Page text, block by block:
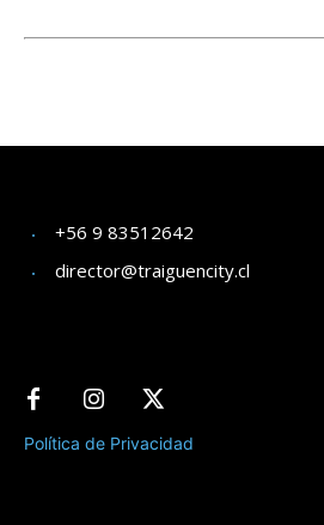
+56 9 83512642
director@traiguencity.cl
Política de Privacidad